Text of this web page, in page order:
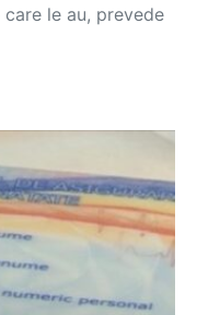
le au, prevede